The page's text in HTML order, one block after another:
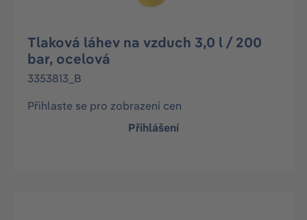
Tlaková láhev na vzduch 3,0 l / 200
bar, ocelová
3353813_B
Přihlaste se pro zobrazení cen
Přihlášení